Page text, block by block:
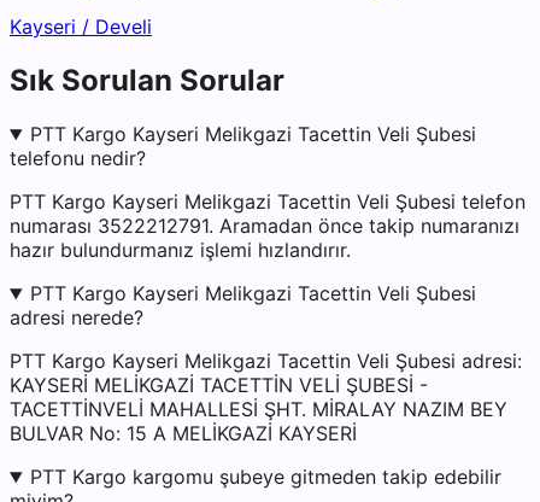
Kayseri / Develi
Sık Sorulan Sorular
PTT Kargo Kayseri Melikgazi Tacettin Veli Şubesi
telefonu nedir?
PTT Kargo Kayseri Melikgazi Tacettin Veli Şubesi telefon
numarası 3522212791. Aramadan önce takip numaranızı
hazır bulundurmanız işlemi hızlandırır.
PTT Kargo Kayseri Melikgazi Tacettin Veli Şubesi
adresi nerede?
PTT Kargo Kayseri Melikgazi Tacettin Veli Şubesi adresi:
KAYSERİ MELİKGAZİ TACETTİN VELİ ŞUBESİ -
TACETTİNVELİ MAHALLESİ ŞHT. MİRALAY NAZIM BEY
BULVAR No: 15 A MELİKGAZİ KAYSERİ
PTT Kargo kargomu şubeye gitmeden takip edebilir